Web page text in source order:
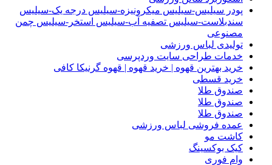
پودر سیلیس-سیلیس میکرونیزه-سیلیس درجه یک-سیلیس
سندبلاست-سیلیس تصفیه آب-سیلیس استخر-سیلیس چمن
مصنوعی
تولیدی لباس ورزشی
خدمات طراحی سایت وردپرسی
خرید بهترین قهوه | خرید قهوه | قهوه گرنیکا کافی
خرید قسطی
صندوق طلا
صندوق طلا
صندوق طلا
عمده فروشی لباس ورزشی
کاشت مو
کیک بوکسینگ
وام فوری